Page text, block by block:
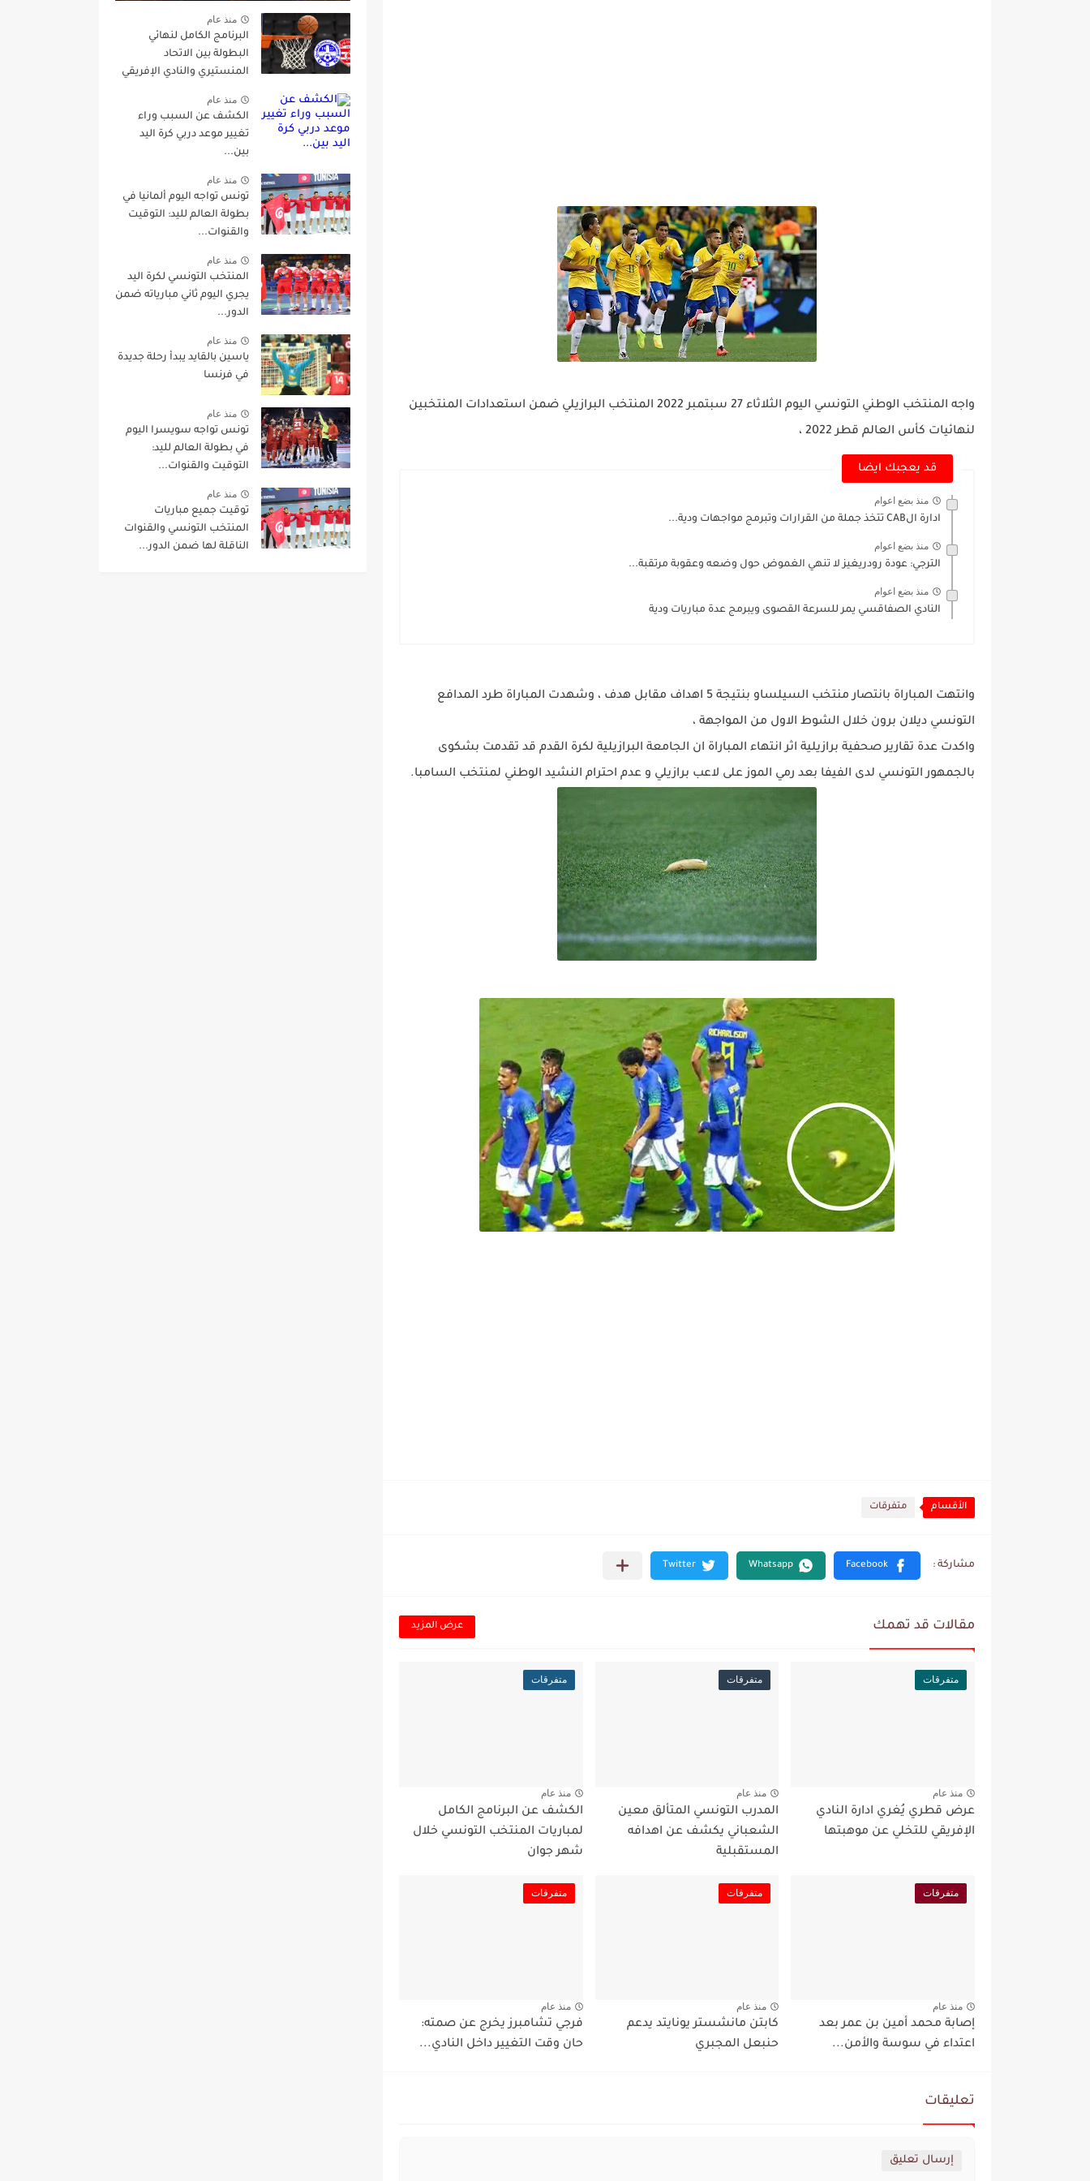
واجه المنتخب الوطني التونسي اليوم الثلاثاء 27 سبتمبر 2022 المنتخب البرازيلي ضمن استعدادات المنتخبين
لنهائيات كأس العالم قطر 2022 ،
قد يعجبك ايضا
منذ بضع اعوام
ادارة الCAB تتخذ جملة من القرارات وتبرمج مواجهات ودية...
منذ بضع اعوام
الترجي: عودة رودريغيز لا تنهي الغموض حول وضعه وعقوبة مرتقبة...
منذ بضع اعوام
النادي الصفاقسي يمر للسرعة القصوى ويبرمج عدة مباريات ودية
وانتهت المباراة بانتصار منتخب السيلساو بنتيجة 5 اهداف مقابل هدف ، وشهدت المباراة طرد المدافع
التونسي ديلان برون خلال الشوط الاول من المواجهة ،
واكدت عدة تقارير صحفية برازيلية اثر انتهاء المباراة ان الجامعة البرازيلية لكرة القدم قد تقدمت بشكوى
بالجمهور التونسي لدى الفيفا بعد رمي الموز على لاعب برازيلي و عدم احترام النشيد الوطني لمنتخب السامبا.
الأقسام متفرقات
مقالات قد تهمك عرض المزيد
متفرقات
منذ عام
عرض قطري يُغري ادارة النادي
الإفريقي للتخلي عن موهبتها
متفرقات
منذ عام
المدرب التونسي المتألق معين
الشعباني يكشف عن اهدافه
المستقبلية
متفرقات
منذ عام
الكشف عن البرنامج الكامل
لمباريات المنتخب التونسي خلال
شهر جوان
متفرقات
منذ عام
إصابة محمد أمين بن عمر بعد
اعتداء في سوسة والأمن...
متفرقات
منذ عام
كابتن مانشستر يونايتد يدعم
حنبعل المجبري
متفرقات
منذ عام
فرجي تشامبرز يخرج عن صمته:
حان وقت التغيير داخل النادي...
تعليقات
إرسال تعليق
منذ عام
البرنامج الكامل لنهائي
البطولة بين الاتحاد
المنستيري والنادي الإفريقي
منذ عام
الكشف عن السبب وراء
تغيير موعد دربي كرة اليد
بين...
منذ عام
تونس تواجه اليوم ألمانيا في
بطولة العالم لليد: التوقيت
والقنوات...
منذ عام
المنتخب التونسي لكرة اليد
يجري اليوم ثاني مبارياته ضمن
الدور...
منذ عام
ياسين بالقايد يبدأ رحلة جديدة
في فرنسا
منذ عام
تونس تواجه سويسرا اليوم
في بطولة العالم لليد:
التوقيت والقنوات...
منذ عام
توقيت جميع مباريات
المنتخب التونسي والقنوات
الناقلة لها ضمن الدور...